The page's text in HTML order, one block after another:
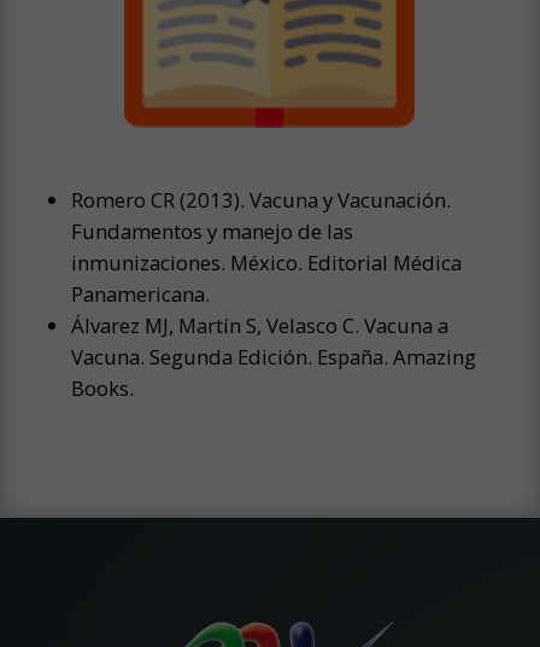
Romero CR (2013). Vacuna y Vacunación.
Fundamentos y manejo de las
inmunizaciones. México. Editorial Médica
Panamericana.
Álvarez MJ, Martín S, Velasco C. Vacuna a
Vacuna. Segunda Edición. España. Amazing
Books.